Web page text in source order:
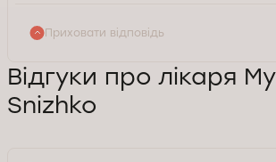
Приховати відповідь
Відгуки про лікаря
Snizhko